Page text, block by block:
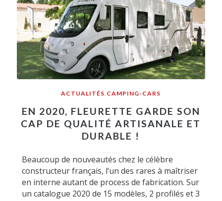
ACTUALITÉS CAMPING-CARS
EN 2020, FLEURETTE GARDE SON
CAP DE QUALITÉ ARTISANALE ET
DURABLE !
Beaucoup de nouveautés chez le célèbre
constructeur français, l’un des rares à maîtriser
en interne autant de process de fabrication. Sur
un catalogue 2020 de 15 modèles, 2 profilés et 3